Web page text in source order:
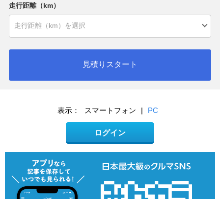
走行距離（km）
見積りスタート
表示： スマートフォン | PC
ログイン